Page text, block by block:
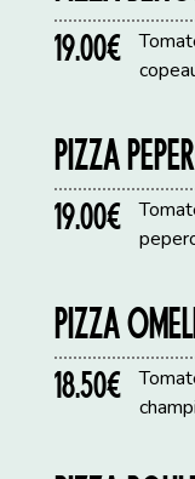
19.00€
PIZZA
19.00€
PIZZA
18.50€